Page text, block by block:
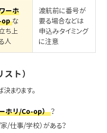
ーホ
op な
ち上
人
渡航前に番号が
要る場合などは
申込みタイミング
に注意
ト）
まります。
ホリ/Co-op） ？
/仕事/学校）がある？